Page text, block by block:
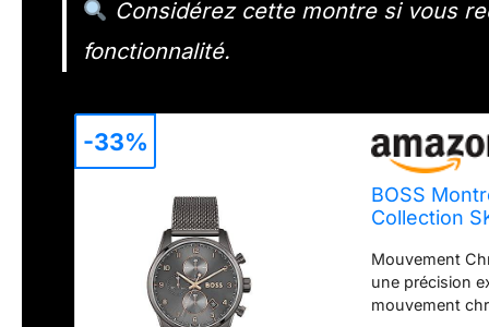
Considérez cette montre si vous
fonctionnalité.
BOSS
Collection
5ATM -
Mouvement
une précision
mouvement
-33%